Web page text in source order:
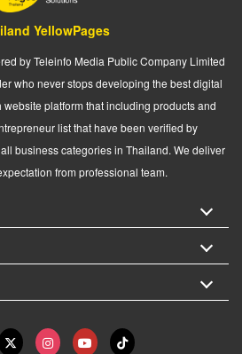
YellowPages
by Teleinfo Media Public Company Limited
who never stops developing the best digital
platform that including products and
list that have been verified by
business categories in Thailand. We deliver
from professional team.